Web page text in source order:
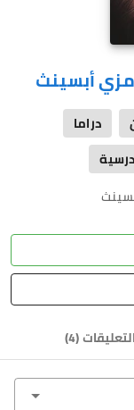
أبسينث
دراما
التعليقات(
4
)